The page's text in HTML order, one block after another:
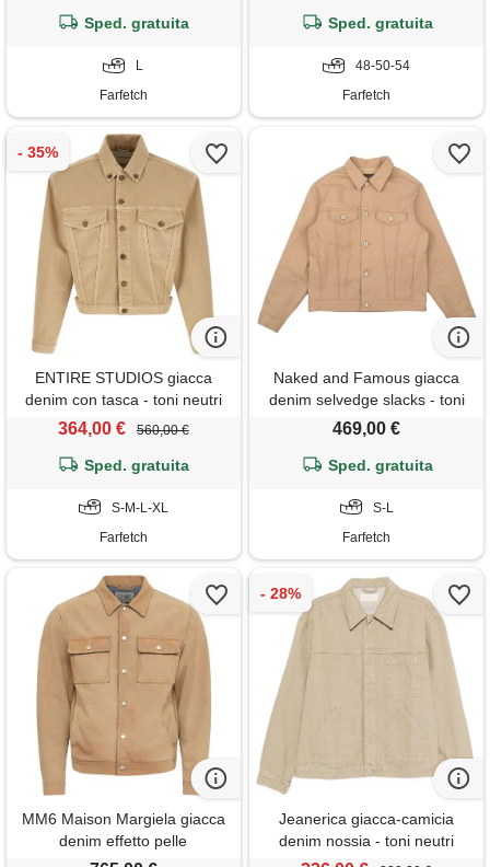
Sped. gratuita
L
Farfetch
Sped. gratuita
48-50-54
Farfetch
ENTIRE STUDIOS giacca
denim con tasca - toni neutri
364,00 € 560,00 €
Sped. gratuita
S-M-L-XL
Farfetch
Naked and Famous giacca
denim selvedge slacks - toni
neutri
469,00 €
Sped. gratuita
S-L
Farfetch
MM6 Maison Margiela giacca
denim effetto pelle
scamosciata - toni neutri
Jeanerica giacca-camicia
denim nossia - toni neutri